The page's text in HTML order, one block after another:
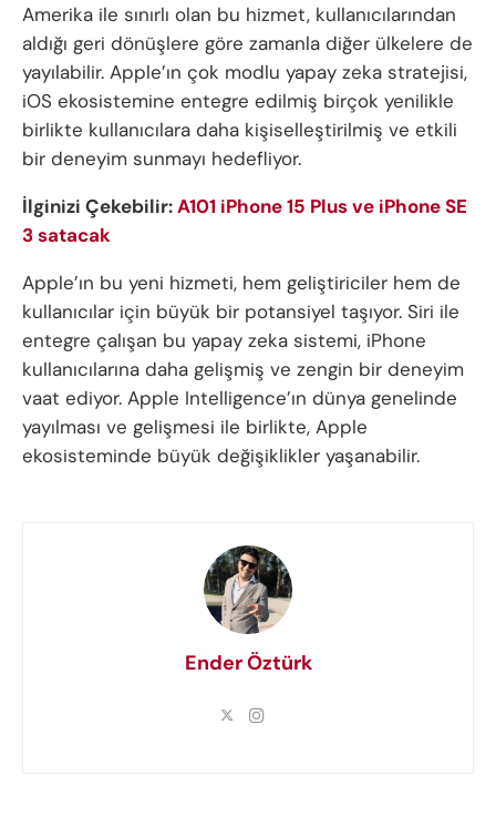
Amerika ile sınırlı olan bu hizmet, kullanıcılarından
aldığı geri dönüşlere göre zamanla diğer ülkelere de
yayılabilir. Apple’ın çok modlu yapay zeka stratejisi,
iOS ekosistemine entegre edilmiş birçok yenilikle
birlikte kullanıcılara daha kişiselleştirilmiş ve etkili
bir deneyim sunmayı hedefliyor.
İlginizi Çekebilir:A101 iPhone 15 Plus ve iPhone SE
3 satacak
Apple’ın bu yeni hizmeti, hem geliştiriciler hem de
kullanıcılar için büyük bir potansiyel taşıyor. Siri ile
entegre çalışan bu yapay zeka sistemi, iPhone
kullanıcılarına daha gelişmiş ve zengin bir deneyim
vaat ediyor. Apple Intelligence’ın dünya genelinde
yayılması ve gelişmesi ile birlikte, Apple
ekosisteminde büyük değişiklikler yaşanabilir.
Ender Öztürk